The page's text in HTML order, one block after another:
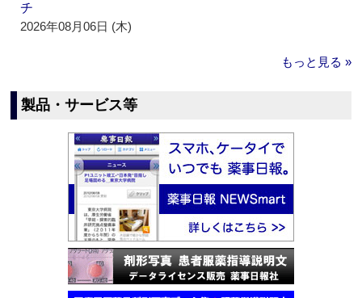
チ
2026年08月06日 (木)
もっと見る »
製品・サービス等